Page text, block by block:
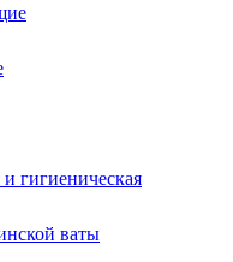
гигиеническая
ваты